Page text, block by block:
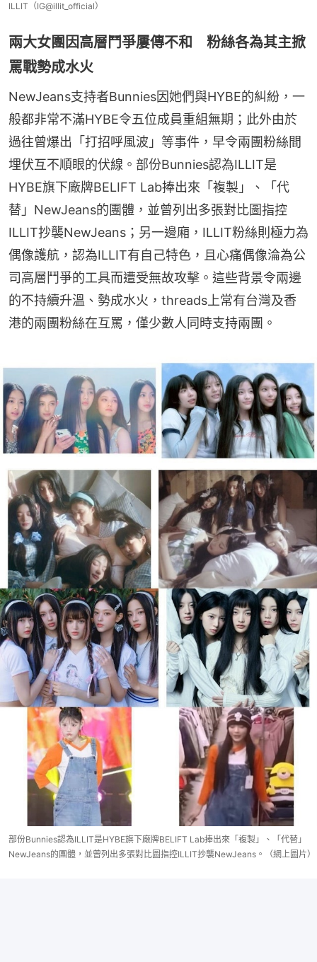
ILLIT（IG@illit_official）
兩大女團因高層鬥爭屢傳不和 粉絲各為其主掀
罵戰勢成水火
NewJeans支持者Bunnies因她們與HYBE的糾紛，一
般都非常不滿HYBE令五位成員重組無期；此外由於
過往曾爆出「打招呼風波」等事件，早令兩團粉絲間
埋伏互不順眼的伏線。部份Bunnies認為ILLIT是
HYBE旗下廠牌BELIFT Lab捧出來「複製」、「代
替」NewJeans的團體，並曾列出多張對比圖指控
ILLIT抄襲NewJeans；另一邊廂，ILLIT粉絲則極力為
偶像護航，認為ILLIT有自己特色，且心痛偶像淪為公
司高層鬥爭的工具而遭受無故攻擊。這些背景令兩邊
的不持續升溫、勢成水火，threads上常有台灣及香
港的兩團粉絲在互罵，僅少數人同時支持兩團。
部份Bunnies認為ILLIT是HYBE旗下廠牌BELIFT Lab捧出來「複製」、「代替」
NewJeans的團體，並曾列出多張對比圖指控ILLIT抄襲NewJeans。（網上圖片）